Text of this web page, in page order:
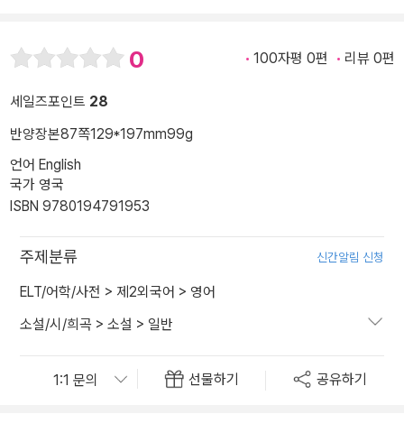
0 100자평 0편 리뷰 0편
세일즈포인트 28
반양장본87쪽129*197mm99g
언어 English
국가 영국
ISBN 9780194791953
주제분류 신간알림 신청
ELT/어학/사전 > 제2외국어 > 영어
소설/시/희곡 > 소설 > 일반
선물하기 공유하기